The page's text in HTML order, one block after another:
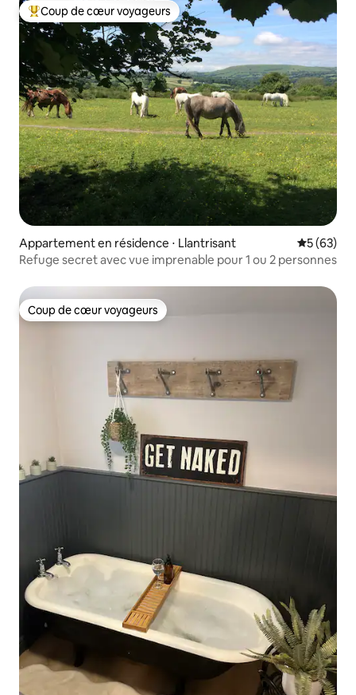
Coups de cœur voyageurs les plus appréciés
Coup de cœur voyageurs
Appartement en résidence ⋅ Llantrisant
5 (63)
Refuge secret avec vue imprenable pour 1 ou 2 personnes
Coup de cœur voyageurs
Coup de cœur voyageurs